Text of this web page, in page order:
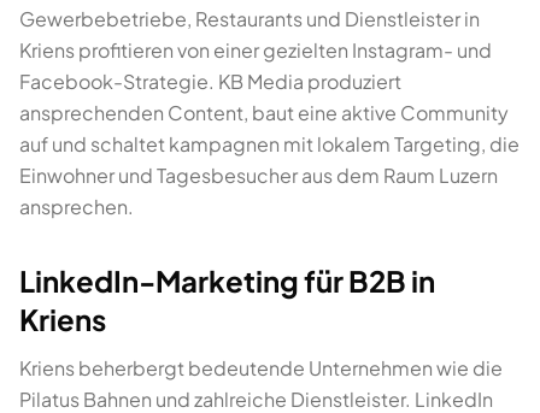
Gewerbebetriebe, Restaurants und Dienstleister in
Kriens profitieren von einer gezielten Instagram- und
Facebook-Strategie. KB Media produziert
ansprechenden Content, baut eine aktive Community
auf und schaltet kampagnen mit lokalem Targeting, die
Einwohner und Tagesbesucher aus dem Raum Luzern
ansprechen.
LinkedIn-Marketing für B2B in
Kriens
Kriens beherbergt bedeutende Unternehmen wie die
Pilatus Bahnen und zahlreiche Dienstleister. LinkedIn